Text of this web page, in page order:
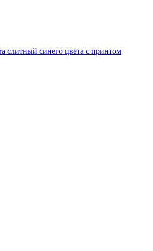
слитный синего цвета с принтом